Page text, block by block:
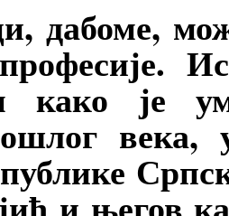
дабоме,
како је
века,